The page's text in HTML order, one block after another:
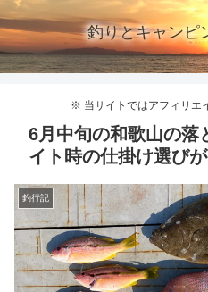
釣りとキャンピ
※ 当サイトではアフィリエ
6月中旬の和歌山の落
イト時の仕掛け選びが
釣行記